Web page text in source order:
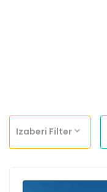
Izaberi Filter